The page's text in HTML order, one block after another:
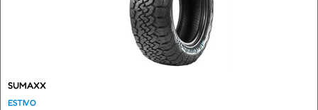
SUMAXX
ESTIVO